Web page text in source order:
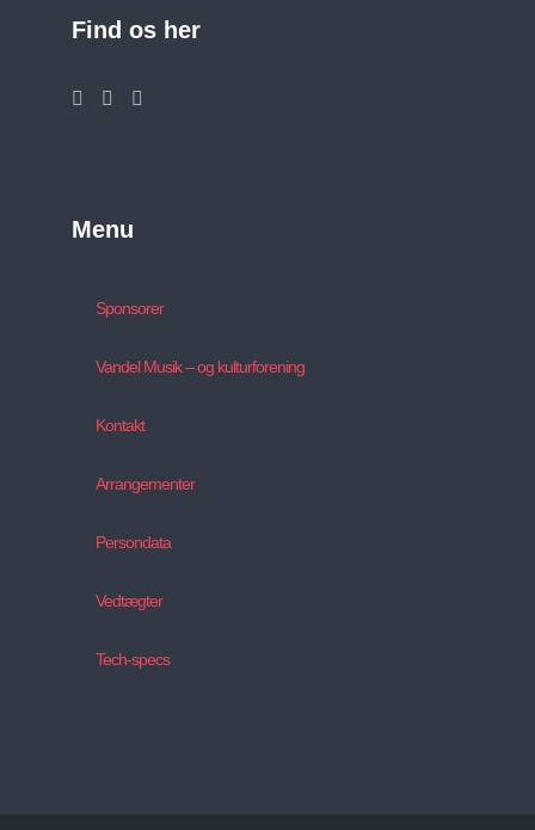
Find os her
Menu
Sponsorer
Vandel Musik – og kulturforening
Kontakt
Arrangementer
Persondata
Vedtægter
Tech-specs